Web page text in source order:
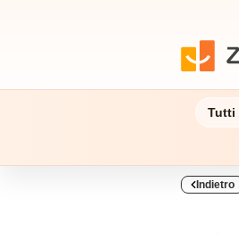
Tutti
Indietro